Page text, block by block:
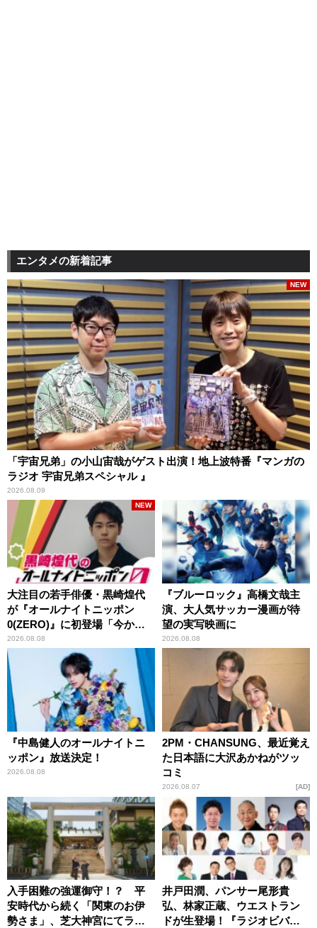
エンタメの新着記事
「宇宙兄弟」の小山宙哉がゲスト出演！地上波特番『マンガの
ラジオ 宇宙兄弟スペシャル 』
2026.08.09
NEW
大注目の若手俳優・黒崎煌代
が『オールナイトニッポン
0(ZERO)』に初登場「今から
とてもワクワクしておりま
す！」
2026.08.08
NEW
『ブルーロック』高橋文哉主
演、大人気サッカー漫画が待
望の実写映画に
2026.08.08
『中島健人のオールナイトニ
ッポン』放送決定！
2026.08.08
2PM・CHANSUNG、最近覚え
た日本語に大沢あかねがツッ
コミ
2026.08.07 AD
入手困難の強運御守！？ 平
安時代から続く「関東のお伊
勢さま」、芝大神宮にてラン
井戸田潤、パンサー尾形貴
弘、林家正蔵、ウエストラン
ドが生登場！『ラジオビバリ